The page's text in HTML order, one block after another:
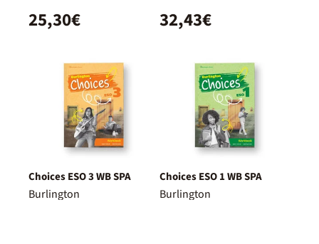
25,30€ 32,43€
Choices ESO 3 WB SPA
Burlington
Choices ESO 1 WB SPA
Burlington